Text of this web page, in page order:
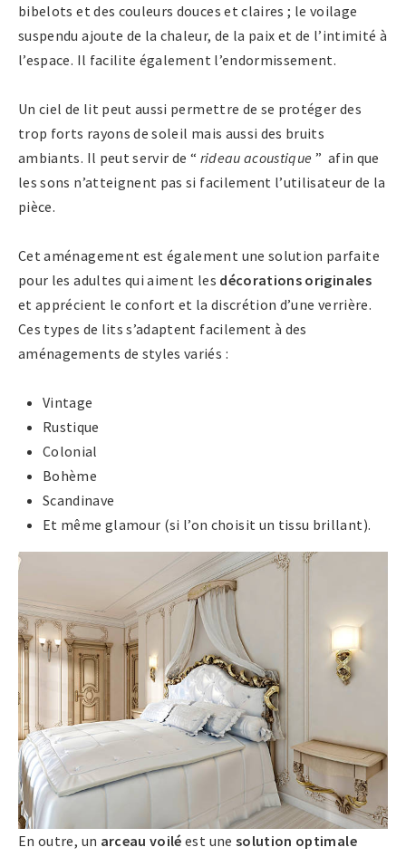
bibelots et des couleurs douces et claires ; le voilage
suspendu ajoute de la chaleur, de la paix et de l’intimité à
l’espace. Il facilite également l’endormissement.
Un ciel de lit peut aussi permettre de se protéger des
trop forts rayons de soleil mais aussi des bruits
ambiants. Il peut servir de “ rideau acoustique ” afin que
les sons n’atteignent pas si facilement l’utilisateur de la
pièce.
Cet aménagement est également une solution parfaite
pour les adultes qui aiment les décorations originales
et apprécient le confort et la discrétion d’une verrière.
Ces types de lits s’adaptent facilement à des
aménagements de styles variés :
Vintage
Rustique
Colonial
Bohème
Scandinave
Et même glamour (si l’on choisit un tissu brillant).
En outre, un arceau voilé est une solution optimale